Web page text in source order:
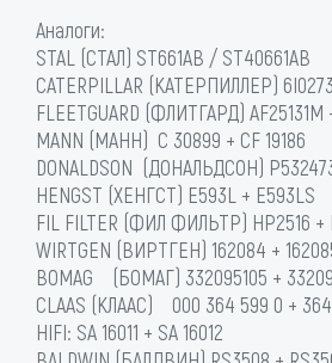
Аналоги:
STAL (СТАЛ) ST661AB / ST40661AB
CATERPILLAR (КАТЕРПИЛЛЕР)
FLEETGUARD (ФЛИТГАРД) AF25131M
MANN (МАНН) C 30899 + CF 19186
DONALDSON (ДОНАЛЬДСОН)
HENGST (ХЕНГСТ) E593L + E593LS
FIL FILTER (ФИЛ ФИЛЬТР) HP2516 +
WIRTGEN (ВИРТГЕН) 162084 +
BOMAG (БОМАГ) 332095105 +
CLAAS (КЛААС) 000 364 599 0 +
HIFI: SA 16011 + SA 16012